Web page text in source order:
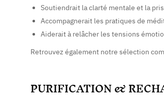
Soutiendrait la clarté mentale et la
Accompagnerait les pratiques de
Aiderait à relâcher les tensions
Retrouvez également notre sélection
PURIFICATION &